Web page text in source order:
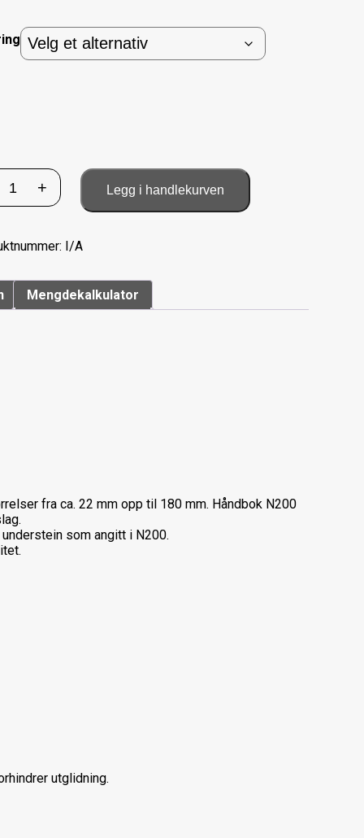
22/180 + Legg i handlekurven
I/A
Mengdekalkulator
fra ca. 22 mm opp til 180 mm. Håndbok N200
som angitt i N200.
utglidning.